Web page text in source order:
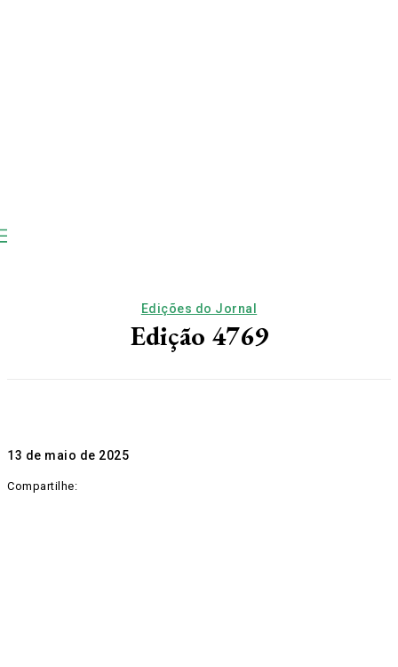
Edições do Jornal
Edição 4769
13 de maio de 2025
Compartilhe: